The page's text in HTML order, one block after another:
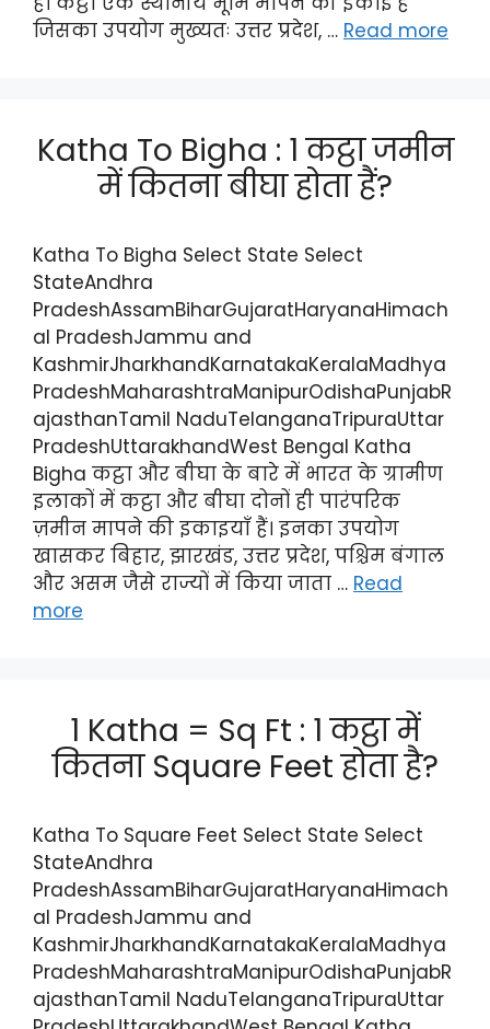
जिसका उपयोग मुख्यतः उत्तर प्रदेश, … Read more
Katha To Bigha : 1 कट्ठा जमीन
में कितना बीघा होता हैं?
Katha To Bigha Select State Select
StateAndhra
PradeshAssamBiharGujaratHaryanaHimach
al PradeshJammu and
KashmirJharkhandKarnatakaKeralaMadhya
PradeshMaharashtraManipurOdishaPunjabR
ajasthanTamil NaduTelanganaTripuraUttar
PradeshUttarakhandWest Bengal Katha
Bigha कट्ठा और बीघा के बारे में भारत के ग्रामीण
इलाकों में कट्ठा और बीघा दोनों ही पारंपरिक
ज़मीन मापने की इकाइयाँ हैं। इनका उपयोग
खासकर बिहार, झारखंड, उत्तर प्रदेश, पश्चिम बंगाल
और असम जैसे राज्यों में किया जाता … Read
more
1 Katha = Sq Ft : 1 कट्ठा में
कितना Square Feet होता है?
Katha To Square Feet Select State Select
StateAndhra
PradeshAssamBiharGujaratHaryanaHimach
al PradeshJammu and
KashmirJharkhandKarnatakaKeralaMadhya
PradeshMaharashtraManipurOdishaPunjabR
ajasthanTamil NaduTelanganaTripuraUttar